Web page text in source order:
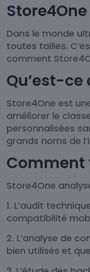
Dans le monde
toutes tailles.
comment
Qu’est-ce
Store4One est
améliorer le
personnalisées
grands noms de
Comment
Store4One
1. L’audit
compatibilité
2. L’analyse de
bien utilisés et